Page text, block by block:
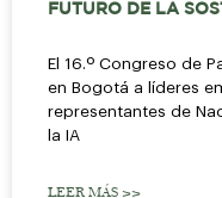
FUTURO DE LA
El 16.º Congreso de
en Bogotá a líderes
representantes de
la IA
LEER MÁS >>